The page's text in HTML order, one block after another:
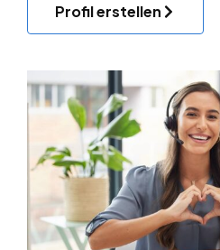
Profil erstellen